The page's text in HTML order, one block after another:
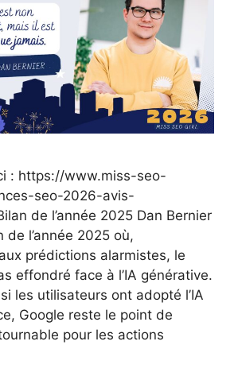
: https://www.miss-seo-
seo-2026-avis-
de l’année 2025 Dan Bernier
de l’année 2025 où,
prédictions alarmistes, le
effondré face à l’IA générative.
les utilisateurs ont adopté l’IA
Google reste le point de
pour les actions